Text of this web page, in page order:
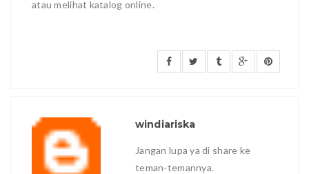
atau melihat katalog online.
windiariska
Jangan lupa ya di share ke
teman-temannya.